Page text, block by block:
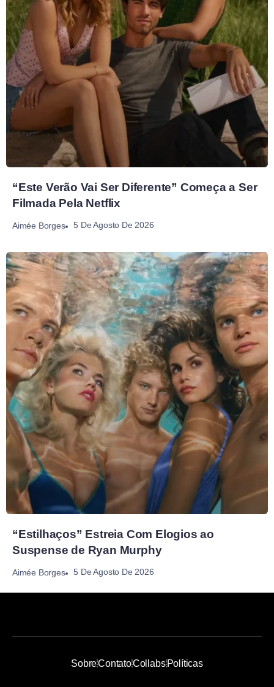
“Este Verão Vai Ser Diferente” Começa a Ser
Filmada Pela Netflix
Aimée Borges 5 De Agosto De 2026
“Estilhaços” Estreia Com Elogios ao
Suspense de Ryan Murphy
Aimée Borges 5 De Agosto De 2026
SobreContatoCollabsPolíticas